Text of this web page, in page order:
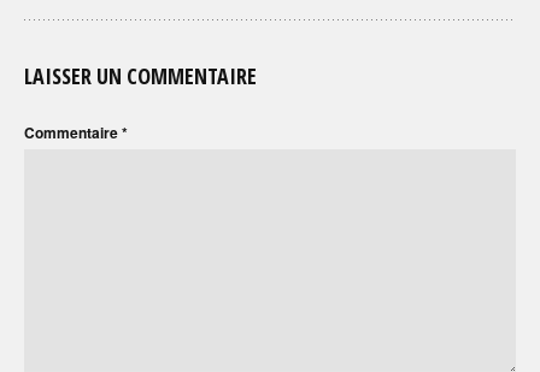
LAISSER UN COMMENTAIRE
Commentaire*